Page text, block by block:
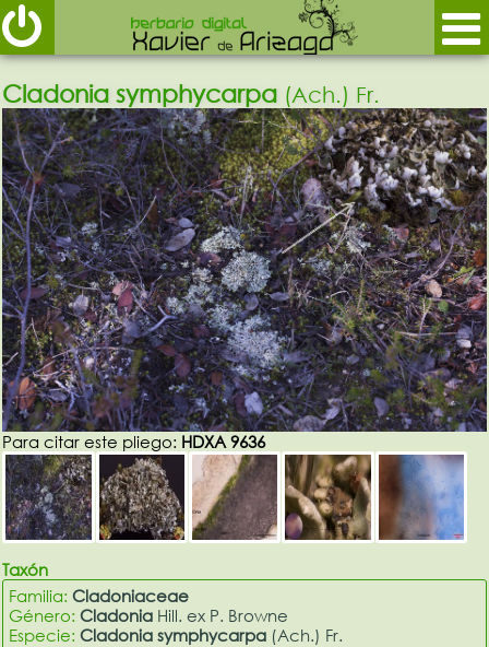
Cladonia symphycarpa (Ach.) Fr.
Para citar este pliego: HDXA 9636
Taxón
Familia:Cladoniaceae
Género:Cladonia Hill. ex P. Browne
Especie:Cladonia symphycarpa (Ach.) Fr.